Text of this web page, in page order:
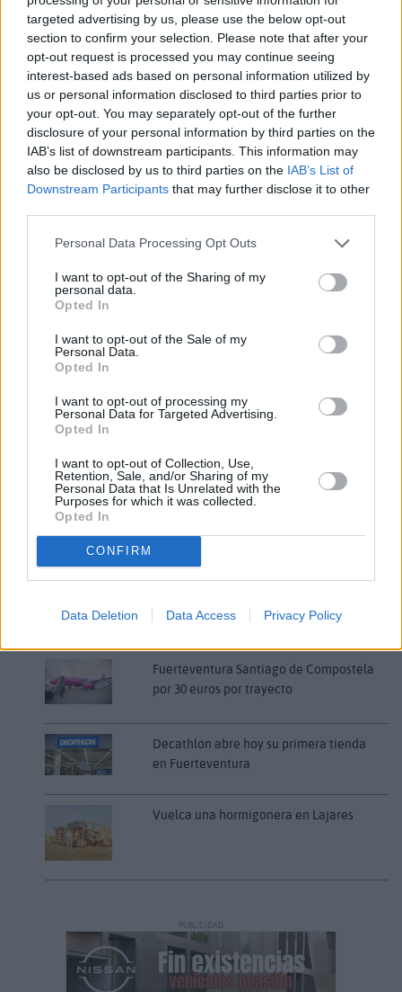
targeted advertising by us, please use the below opt-out
section to confirm your selection. Please note that after your
opt-out request is processed you may continue seeing
interest-based ads based on personal information utilized by
us or personal information disclosed to third parties prior to
your opt-out. You may separately opt-out of the further
disclosure of your personal information by third parties on the
IAB’s list of downstream participants. This information may
also be disclosed by us to third parties on the IAB’s List of
Downstream Participants that may further disclose it to other
Personal Data Processing Opt Outs
I want to opt-out of the Sharing of my
personal data.
Opted In
I want to opt-out of the Sale of my
Personal Data.
Opted In
I want to opt-out of processing my
Personal Data for Targeted Advertising.
Opted In
I want to opt-out of Collection, Use,
Retention, Sale, and/or Sharing of my
Personal Data that Is Unrelated with the
Purposes for which it was collected.
Opted In
CONFIRM
Data Deletion Data Access Privacy Policy
Baleària Canarias se enfrenta a un problema logístico
importante en los puertos de ambas capitales canarias,
dado que ninguno de ellos dispone de suministro de gas
natural licuado.
"El nuevo buque insignia de Baleària Canarias —que
rinde homenaje a una destacada mujer tinerfeña del
natural licuado, un tipo de combustible menos
contaminante, en consonancia con el compromiso de la
compañía que preside Adolfo Utor con la
Puentedemando.com.
Comentarios (0)
LO MÁS LEÍDO
golpe de calor en Fuerteventura
HUMANOS?. Por Maite de Vera Cabrera
Fuerteventura Santiago de Compostela
por 30 euros por trayecto
Decathlon abre hoy su primera tienda
en Fuerteventura
Vuelca una hormigonera en Lajares
PUBLICIDAD